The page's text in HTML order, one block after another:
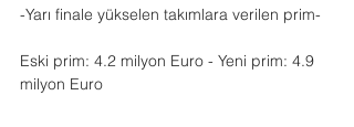
-Yarı finale yükselen takımlara verilen prim-
Eski prim: 4.2 milyon Euro - Yeni prim: 4.9
milyon Euro